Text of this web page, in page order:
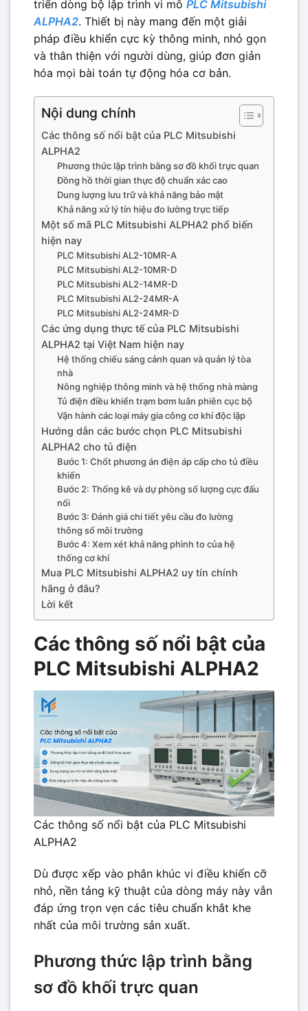
triển dòng bộ lập trình vi mô PLC Mitsubishi
ALPHA2. Thiết bị này mang đến một giải
pháp điều khiển cực kỳ thông minh, nhỏ gọn
và thân thiện với người dùng, giúp đơn giản
hóa mọi bài toán tự động hóa cơ bản.
Nội dung chính
Các thông số nổi bật của PLC Mitsubishi
ALPHA2
Phương thức lập trình bằng sơ đồ khối trực quan
Đồng hồ thời gian thực độ chuẩn xác cao
Dung lượng lưu trữ và khả năng bảo mật
Khả năng xử lý tín hiệu đo lường trực tiếp
Một số mã PLC Mitsubishi ALPHA2 phổ biến
hiện nay
PLC Mitsubishi AL2-10MR-A
PLC Mitsubishi AL2-10MR-D
PLC Mitsubishi AL2-14MR-D
PLC Mitsubishi AL2-24MR-A
PLC Mitsubishi AL2-24MR-D
Các ứng dụng thực tế của PLC Mitsubishi
ALPHA2 tại Việt Nam hiện nay
Hệ thống chiếu sáng cảnh quan và quản lý tòa
nhà
Nông nghiệp thông minh và hệ thống nhà màng
Tủ điện điều khiển trạm bơm luân phiên cục bộ
Vận hành các loại máy gia công cơ khí độc lập
Hướng dẫn các bước chọn PLC Mitsubishi
ALPHA2 cho tủ điện
Bước 1: Chốt phương án điện áp cấp cho tủ điều
khiển
Bước 2: Thống kê và dự phòng số lượng cực đấu
nối
Bước 3: Đánh giá chi tiết yêu cầu đo lường
thông số môi trường
Bước 4: Xem xét khả năng phình to của hệ
thống cơ khí
Mua PLC Mitsubishi ALPHA2 uy tín chính
hãng ở đâu?
Lời kết
Các thông số nổi bật của
PLC Mitsubishi ALPHA2
Các thông số nổi bật của PLC Mitsubishi
ALPHA2
Dù được xếp vào phân khúc vi điều khiển cỡ
nhỏ, nền tảng kỹ thuật của dòng máy này vẫn
đáp ứng trọn vẹn các tiêu chuẩn khắt khe
nhất của môi trường sản xuất.
Phương thức lập trình bằng
sơ đồ khối trực quan